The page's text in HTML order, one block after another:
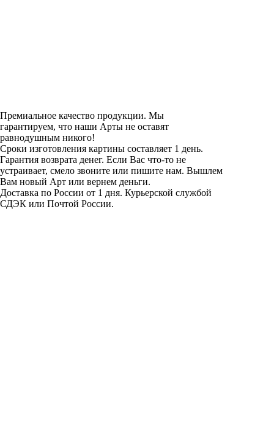
Премиальное качество продукции. Мы
гарантируем, что наши Арты не оставят
равнодушным никого!
Сроки изготовления картины составляет 1 день.
Гарантия возврата денег. Если Вас что-то не
устраивает, смело звоните или пишите нам. Вышлем
Вам новый Арт или вернем деньги.
Доставка по России от 1 дня. Курьерской службой
СДЭК или Почтой России.